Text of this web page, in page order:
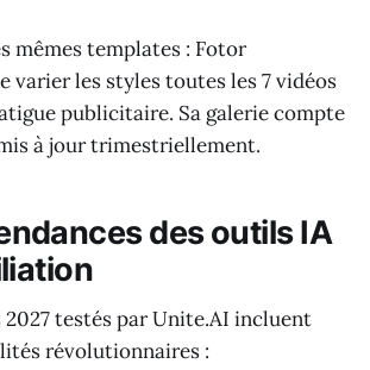
mêmes templates : Fotor
varier les styles toutes les 7 vidéos
publicitaire. Sa galerie compte
à jour trimestriellement.
des outils IA
testés par Unite.AI incluent
révolutionnaires :